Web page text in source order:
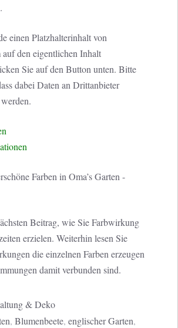
einen Platzhalterinhalt von
auf den eigentlichen Inhalt
Sie auf den Button unten. Bitte
dabei Daten an Drittanbieter
Farben in Oma’s Garten -
Beitrag, wie Sie Farbwirkung
erzielen. Weiterhin lesen Sie
die einzelnen Farben erzeugen
damit verbunden sind.
& Deko
, Blumenbeete, englischer Garten,